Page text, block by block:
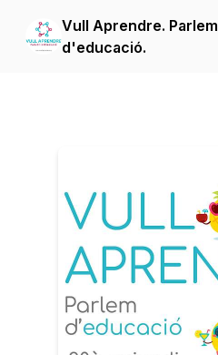
Vull Aprendre. Parlem
d'educació.